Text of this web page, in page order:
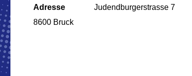
Adresse
Judendburgerstrasse 7
8600 Bruck